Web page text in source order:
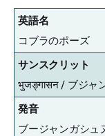
英語名
コブラのポーズ
サンスクリット
भुजङ्गासन / ブジャ
発音
ブージャンガシュ